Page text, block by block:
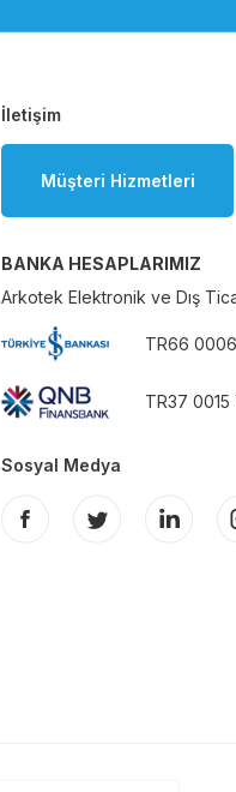
İletişim
Müşteri Hizmetleri
BANKA HESAPLARIMIZ
Arkotek Elektronik ve Dış
TR66
TR37
Sosyal Medya